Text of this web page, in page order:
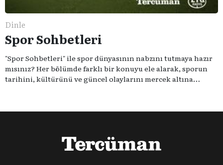
Dinle
Spor Sohbetleri
"Spor Sohbetleri" ile spor dünyasının nabzını tutmaya hazır
mısınız? Her bölümde farklı bir konuyu ele alarak, sporun
tarihini, kültürünü ve güncel olaylarını mercek altına
olmadığına inananlardansanız "Spor Sohbetleri" tam size